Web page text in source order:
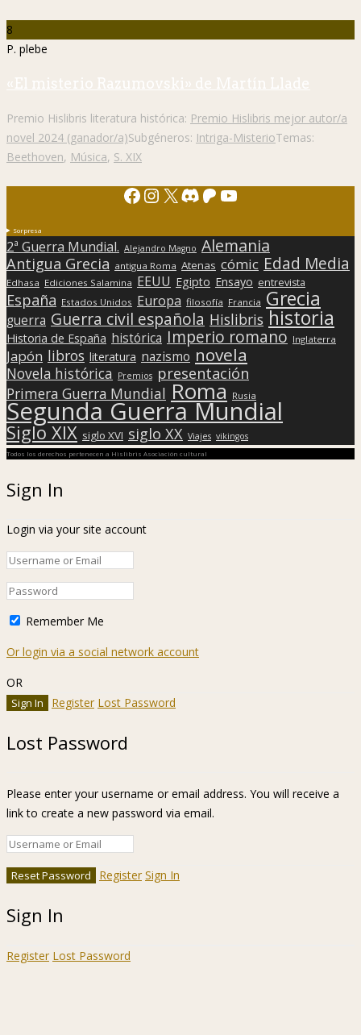
8
P. plebe
«El misterio Razumovski» de Martín Llade
Premio Hislibris literatura histórica: Premio Hislibris mejor autor/a
novel 2024 (ganador/a)Subgéneros: Intriga-MisterioTemas:
Beethoven, Música, S. XIX
Facebook
Instagram
X Discord
Patreon
YouTube
Sorpresa
2ª Guerra Mundial. Alejandro Magno Alemania
Antigua Grecia antigua Roma Atenas cómic Edad Media
Edhasa Ediciones Salamina EEUU Egipto Ensayo entrevista
España Estados Unidos Europa filosofía Francia Grecia
guerra Guerra civil española Hislibris historia
Historia de España histórica Imperio romano Inglaterra
Japón libros literatura nazismo novela
Novela histórica Premios presentación
Primera Guerra Mundial Roma Rusia
Segunda Guerra Mundial
Siglo XIX siglo XVI siglo XX Viajes vikingos
Todos los derechos pertenecen a Hislibris Asociación cultural
Sign In
Login via your site account
Remember Me
Or login via a social network account
OR
Register Lost Password
Lost Password
Please enter your username or email address. You will receive a
link to create a new password via email.
Register Sign In
Sign In
Register Lost Password